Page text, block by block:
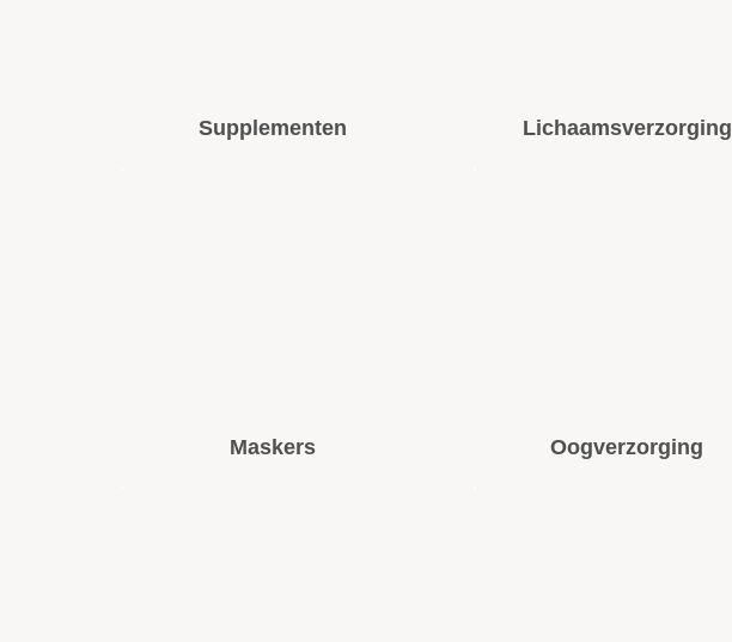
Supplementen Lichaamsverzorging
Maskers Oogverzorging